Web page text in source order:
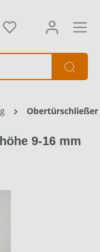
Obertürschließer
9-16 mm